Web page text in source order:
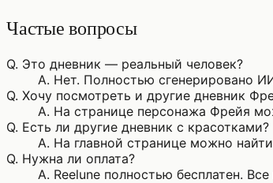
Частые вопросы
Q. Это дневник — реальный человек?
A. Нет. Полностью сгенерировано
Q. Хочу посмотреть и другие дневник
A. На странице персонажа Фрейя
Q. Есть ли другие дневник с красотками?
A. На главной странице можно
Q. Нужна ли оплата?
A. Reelune полностью бесплатен.